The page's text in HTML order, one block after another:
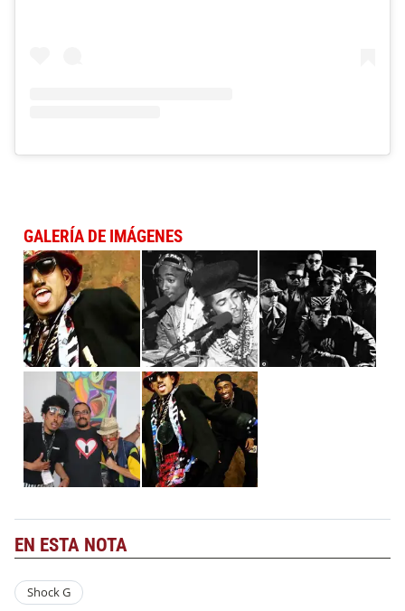
GALERÍA DE IMÁGENES
EN ESTA NOTA
Shock G